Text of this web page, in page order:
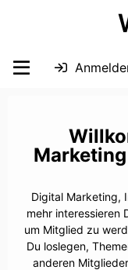
Digital Marketing,
mehr interessieren
um Mitglied zu
Du loslegen,
anderen